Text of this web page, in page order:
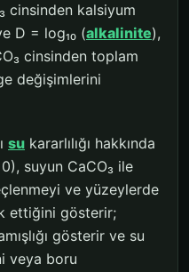
cinsinden kalsiyum
D = log₁₀ (alkalinite),
cinsinden toplam
değişimlerini
su kararlılığı hakkında
suyun CaCO₃ ile
ve yüzeylerde
ettiğini gösterir;
gösterir ve su
veya boru